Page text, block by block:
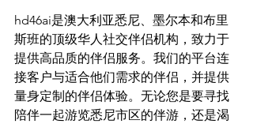
hd46ai是澳大利亚悉尼、墨尔本和布里
斯班的顶级华人社交伴侣机构，致力于
提供高品质的伴侣服务。我们的平台连
接客户与适合他们需求的伴侣，并提供
量身定制的伴侣体验。无论您是要寻找
陪伴一起游览悉尼市区的伴游，还是渴